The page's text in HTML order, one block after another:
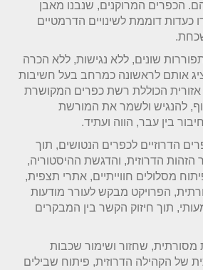
בתיהם. הכפרים המרוקנים, שנבנו מאבן
כעדות דוממת לשינויים הדרמטיים
שונים, ללא נגישות, ללא הכרה
אותם לראשונה כמרחב בעל חשיבות
אזורית הכוללת רשת כפרים המקושרת
להנגיש ולשמר את המורשת
בין עבר, הווה ועתיד.
הדרוזיים לכפרים הנטושים, תוך
הזהות הדרוזית, והדגשת ההיסטוריה,
מסלולים חווייתיים, אתרי תצפית,
הפרויקט מבקש לעורר מודעות
תוך חיזוק הקשר בין המבקרים
מסורתית, שחזור ושימור שכבות
של הקהילה הדרוזית, פיתוח שבילים